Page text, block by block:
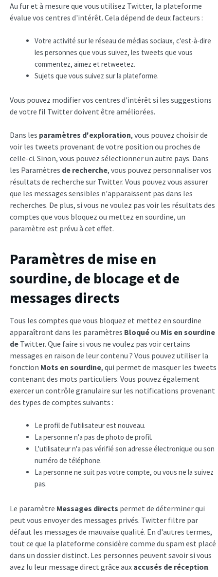
Au fur et à mesure que vous utilisez Twitter, la plateforme
évalue vos centres d'intérêt. Cela dépend de deux facteurs :
Votre activité sur le réseau de médias sociaux, c'est-à-dire
les personnes que vous suivez, les tweets que vous
commentez, aimez et retweetez.
Sujets que vous suivez sur la plateforme.
Vous pouvez modifier vos centres d'intérêt si les suggestions
de votre fil Twitter doivent être améliorées.
Dans les paramètres d'exploration, vous pouvez choisir de
voir les tweets provenant de votre position ou proches de
celle-ci. Sinon, vous pouvez sélectionner un autre pays. Dans
les Paramètres de recherche, vous pouvez personnaliser vos
résultats de recherche sur Twitter. Vous pouvez vous assurer
que les messages sensibles n'apparaissent pas dans les
recherches. De plus, si vous ne voulez pas voir les résultats des
comptes que vous bloquez ou mettez en sourdine, un
paramètre est prévu à cet effet.
Paramètres de mise en
sourdine, de blocage et de
messages directs
Tous les comptes que vous bloquez et mettez en sourdine
apparaîtront dans les paramètres Bloquéou Mis en sourdine
de Twitter. Que faire si vous ne voulez pas voir certains
messages en raison de leur contenu ? Vous pouvez utiliser la
fonction Mots en sourdine, qui permet de masquer les tweets
contenant des mots particuliers. Vous pouvez également
exercer un contrôle granulaire sur les notifications provenant
des types de comptes suivants :
Le profil de l'utilisateur est nouveau.
La personne n'a pas de photo de profil.
L'utilisateur n'a pas vérifié son adresse électronique ou son
numéro de téléphone.
La personne ne suit pas votre compte, ou vous ne la suivez
pas.
Le paramètre Messages directs permet de déterminer qui
peut vous envoyer des messages privés. Twitter filtre par
défaut les messages de mauvaise qualité. En d'autres termes,
tout ce que la plateforme considère comme du spam est placé
dans un dossier distinct. Les personnes peuvent savoir si vous
avez lu leur message direct grâce aux accusés de réception.